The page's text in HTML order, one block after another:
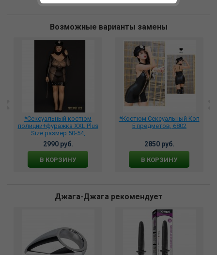
Возможные варианты замены
*Сексуальный костюм
полиции+фуражка XXL Plus
Size размер 50-54,
DJ_P81112
2990 руб.
В КОРЗИНУ
*Костюм Сексуальный Коп
5 предметов, 6802
2850 руб.
В КОРЗИНУ
Джага-Джага рекомендует